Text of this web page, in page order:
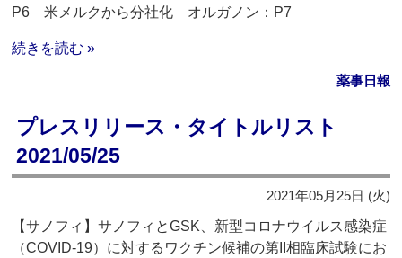
P6 米メルクから分社化 オルガノン：P7
続きを読む »
薬事日報
プレスリリース・タイトルリスト
2021/05/25
2021年05月25日 (火)
【サノフィ】サノフィとGSK、新型コロナウイルス感染症
（COVID-19）に対するワクチン候補の第II相臨床試験にお